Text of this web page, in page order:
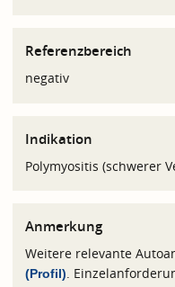
Referenzbereich
negativ
Indikation
Polymyositis (schwerer
Anmerkung
Weitere relevante
(Profil).